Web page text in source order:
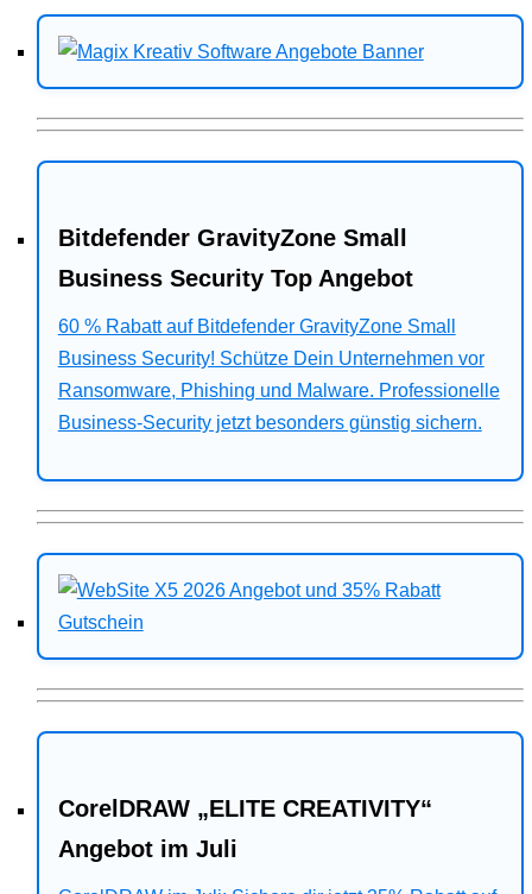
Bitdefender GravityZone Small
Business Security Top Angebot
60 % Rabatt auf Bitdefender GravityZone Small
Business Security! Schütze Dein Unternehmen vor
Ransomware, Phishing und Malware. Professionelle
Business-Security jetzt besonders günstig sichern.
CorelDRAW „ELITE CREATIVITY“
Angebot im Juli